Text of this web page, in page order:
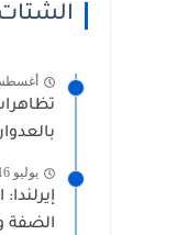
أغسطس 3,
يوليو 16, 2025
الضفة